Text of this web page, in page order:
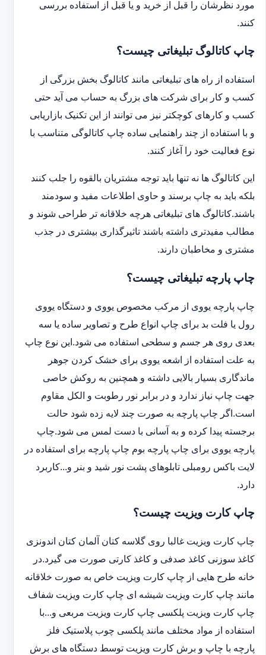
مورد نظرشان را قبل از خرید و یا قبل از استفاده بررسی
کنند.
چاپ کاتالوگ تبلیغاتی چیست؟
استفاده از راه های تبلیغاتی مانند کاتالوگ بخش بزرگی از
کسب و کار برای شرکت های بزرگ به حساب می آید حتی
کسب و کارهای کوچکتر نیز می توانند از این تکنیک بازاریابی
و با استفاده از چند راهنمایی ساده چاپ کاتالوگی متناسب با
نوع فعالیت خود را آغاز کنند.
این کاتالوگ ها نه تنها باید توجه مشتریان بالقوه را جلب کنند
بلکه باید به چاپ برسند و حاوی اطلاعات مفید و سودمند
باشند.کاتالوگ های تبلیغاتی هرچه خلاقانه تر طراحی شوند و
مطالب مفیدتری داشته باشند تاثیرگذاری بیشتری در جذب
مشتری و مخاطبان دارند.
چاپ پارچه تبلیغاتی چیست؟
چاپ پارچه یووی از مرکب مخصوص یووی و دستگاه یووی
رول یا فلت بد برای چاپ انواع طرح و تصاویر ساده یا سه
بعدی روی هر جسم و سطحی استفاده می شود.این نوع چاپ
به علت استفاده از اشعه یووی برای خشک کردن جوهر
ماندگاری بسیار بالایی داشته و همچنین به روکش خاصی
جهت چاپ نیاز ندارد و در برابر نور رطوبت و الکل مقاوم
است.اگر چاپ پارچه به صورت چند لایه زده شود حالت
برجسته پیدا کرده و به آسانی با دست لمس می شود.چاپ
پارچه یووی برای چاپ پارچه بوم چاپ پارچه برای استفاده در
لایت باکس رومبلی تابلوهای پشت نور شید و بنر و...کاربرد
دارد.
چاپ کارت ویزیت چیست؟
چاپ کارت ویزیت غالبا روی گلاسه کتان آلمان کتان اندونزی
کاغذ سوزنی کاغذ صدفی و کاغذ کارتی صورت می گیرد.در
خانه طرح هایی از چاپ کارت ویزیت خاص به صورت خلاقانه
مانند چاپ کارت ویزیت شیشه ای چاپ کارت ویزیت شفاف
چاپ کارت ویزیت پلکسی چاپ کارت ویزیت مربعی و...با
استفاده از مواد مختلف مانند پلکسی چوب پلاستیک فلز
پارچه با چاپ و برش کارت ویزیت توسط دستگاه های برش